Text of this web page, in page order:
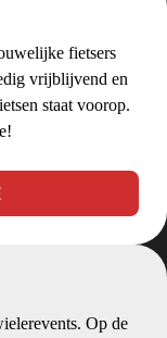
fietsers
vrijblijvend en
staat voorop.
Op de